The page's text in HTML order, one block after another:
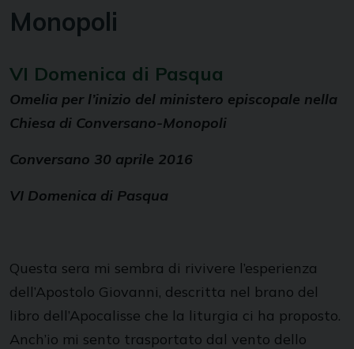
Monopoli
VI Domenica di Pasqua
Omelia per l’inizio del ministero episcopale nella
Chiesa di Conversano-Monopoli
Conversano 30 aprile 2016
VI Domenica di Pasqua
Questa sera mi sembra di rivivere l’esperienza
dell’Apostolo Giovanni, descritta nel brano del
libro dell’Apocalisse che la liturgia ci ha proposto.
Anch’io mi sento trasportato dal vento dello